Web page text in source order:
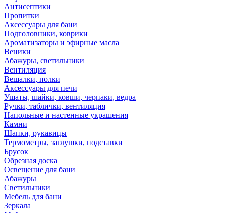
Антисептики
Пропитки
Аксессуары для бани
Подголовники, коврики
Ароматизаторы и эфирные масла
Веники
Абажуры, светильники
Вентиляция
Вешалки, полки
Аксессуары для печи
Ушаты, шайки, ковши, черпаки, ведра
Ручки, таблички, вентиляция
Напольные и настенные украшения
Камни
Шапки, рукавицы
Термометры, заглушки, подставки
Брусок
Обрезная доска
Освещение для бани
Абажуры
Светильники
Мебель для бани
Зеркала